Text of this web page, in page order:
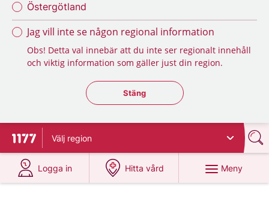
Östergötland
Jag vill inte se någon regional information
Obs! Detta val innebär att du inte ser regionalt innehåll
och viktig information som gäller just din region.
Stäng regionsväljaren
Stäng
Till startsidan för 1177
Välj region
Logga in
på 1177.se
Hitta vård
på 1177.se
Meny